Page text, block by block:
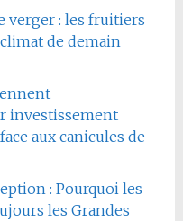
verger : les fruitiers
de demain
investissement
aux canicules de
: Pourquoi les
les Grandes